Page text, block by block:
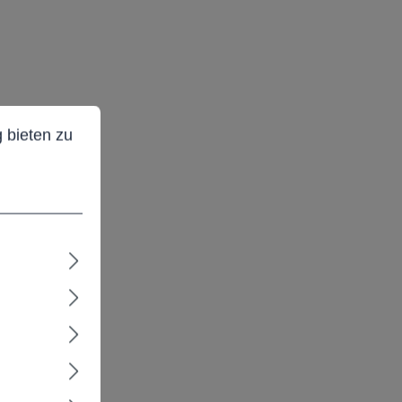
zu können.
bieten zu